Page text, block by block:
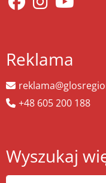
Reklama
+48 605 200 188
Wyszukaj